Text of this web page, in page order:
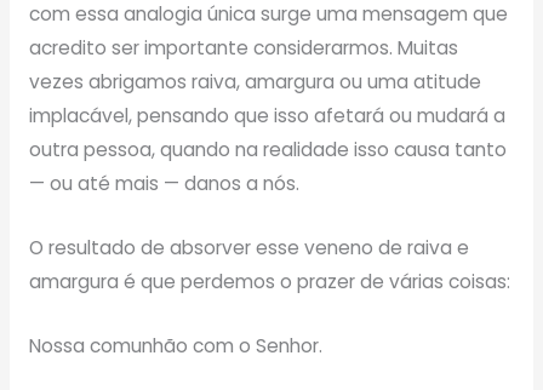
com essa analogia única surge uma mensagem que
acredito ser importante considerarmos. Muitas
vezes abrigamos raiva, amargura ou uma atitude
implacável, pensando que isso afetará ou mudará a
outra pessoa, quando na realidade isso causa tanto
— ou até mais — danos a nós.
O resultado de absorver esse veneno de raiva e
amargura é que perdemos o prazer de várias coisas:
Nossa comunhão com o Senhor.